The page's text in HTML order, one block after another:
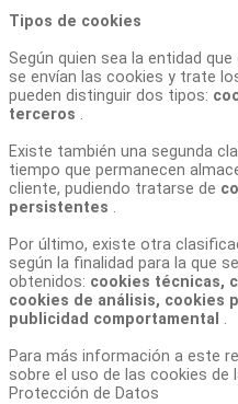
Tipos de cookies
Según quien sea la entidad
se envían las cookies y trate
pueden distinguir dos tipos:
terceros .
Existe también una segunda
tiempo que permanecen
cliente, pudiendo tratarse de
persistentes .
Por último, existe otra
según la finalidad para la que
obtenidos: cookies técnicas,
cookies de análisis, cookies
publicidad comportamental .
Para más información a este
sobre el uso de las cookies de
Protección de Datos